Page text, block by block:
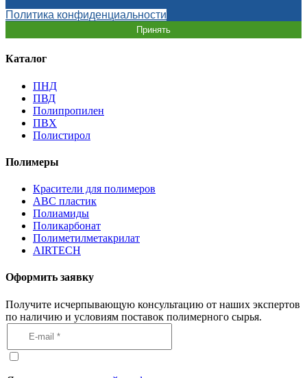
Политика конфиденциальности
Принять
Каталог
ПНД
ПВД
Полипропилен
ПВХ
Полистирол
Полимеры
Красители для полимеров
АВС пластик
Полиамиды
Поликарбонат
Полиметилметакрилат
AIRTECH
Оформить заявку
Получите исчерпывающую консультацию от наших экспертов
по наличию и условиям поставок полимерного сырья.